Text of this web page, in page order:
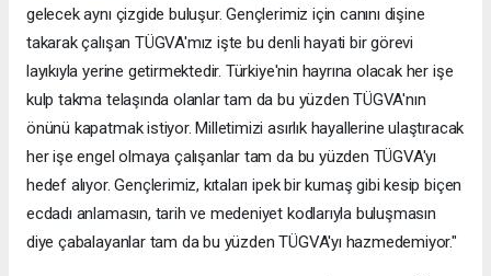
gelecek aynı çizgide buluşur. Gençlerimiz için canını dişine
takarak çalışan TÜGVA'mız işte bu denli hayati bir görevi
layıkıyla yerine getirmektedir. Türkiye'nin hayrına olacak her işe
kulp takma telaşında olanlar tam da bu yüzden TÜGVA'nın
önünü kapatmak istiyor. Milletimizi asırlık hayallerine ulaştıracak
her işe engel olmaya çalışanlar tam da bu yüzden TÜGVA'yı
hedef alıyor. Gençlerimiz, kıtaları ipek bir kumaş gibi kesip biçen
ecdadı anlamasın, tarih ve medeniyet kodlarıyla buluşmasın
diye çabalayanlar tam da bu yüzden TÜGVA'yı hazmedemiyor."